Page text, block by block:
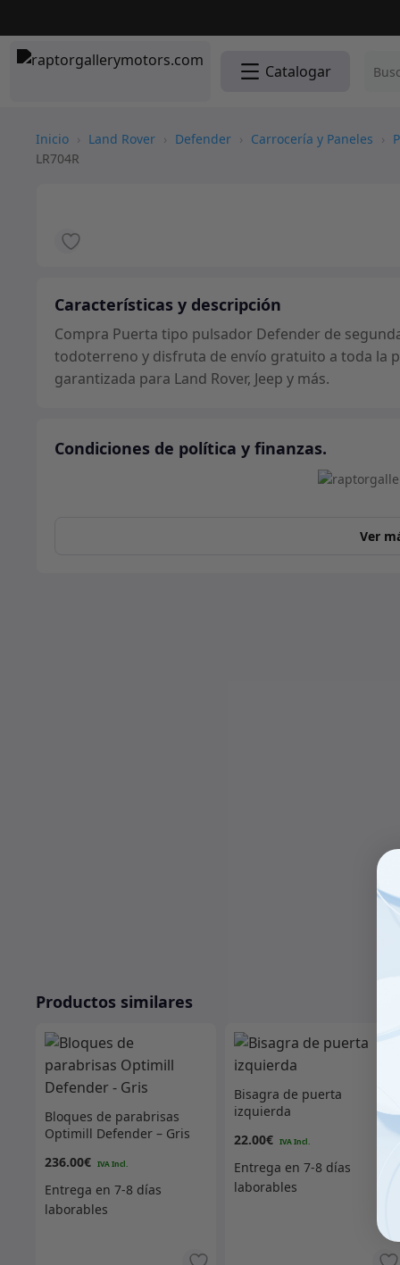
Catalogar
Inicio › Land Rover › Defender › Carrocería y Paneles ›
LR704R
Características y descripción
Compra Puerta tipo pulsador Defender de
todoterreno y disfruta de envío gratuito a toda la
garantizada para Land Rover, Jeep y más.
Condiciones de política y finanzas.
Ver
Productos similares
Bloques de parabrisas
Optimill Defender – Gris
236.00€
Bisagra de puerta
izquierda
22.00€